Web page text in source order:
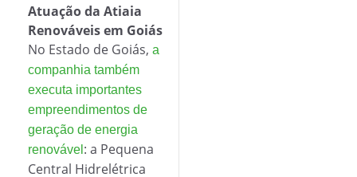
Atuação da Atiaia
Renováveis em Goiás
No Estado de Goiás, a
companhia também
executa importantes
empreendimentos de
geração de energia
renovável : a Pequena
Central Hidrelétrica